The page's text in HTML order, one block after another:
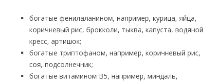
богатые фенилаланином, например, курица, яйца,
коричневый рис, брокколи, тыква, капуста, водяной
кресс, артишок;
богатые триптофаном, например, коричневый рис,
соя, подсолнечник;
богатые витамином B5, например, миндаль,